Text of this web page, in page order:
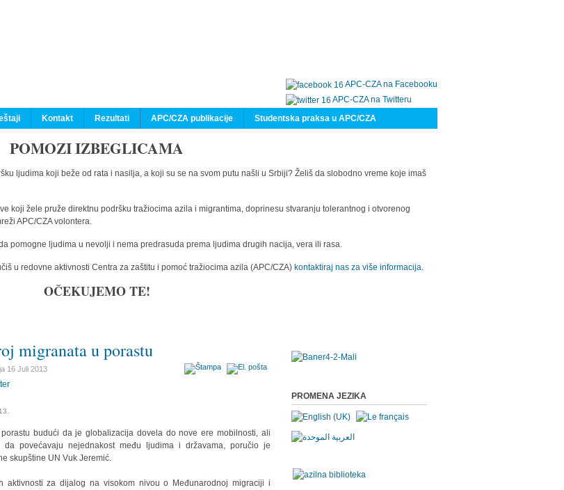
APC-CZA na Facebooku
APC-CZA na Twitteru
Kontakt Rezultati APC/CZA publikacije Studentska praksa u APC/CZA
POMOZI IZBEGLICAMA
ljudima koji beže od rata i nasilja, a koji su se na svom putu našli u Srbiji? Želiš da slobodno vreme koje imaš
koji žele pruže direktnu podršku tražiocima azila i migrantima, doprinesu stvaranju tolerantnog i otvorenog
APC/CZA volontera.
pomogne ljudima u nevolji i nema predrasuda prema ljudima drugih nacija, vera ili rasa.
u redovne aktivnosti Centra za zaštitu i pomoć tražiocima azila (APC/CZA) kontaktiraj nas za više informacija.
OČEKUJEMO TE!
migranata u porastu
16 Juli 2013
budući da je globalizacija dovela do nove ere mobilnosti, ali
da povećavaju nejednakost među ljudima i državama, poručio je
skupštine UN Vuk Jeremić.
aktivnosti za dijalog na visokom nivou o Međunarodnoj migraciji i
PROMENA JEZIKA